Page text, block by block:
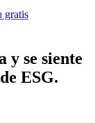
gratis
y se siente
ESG.